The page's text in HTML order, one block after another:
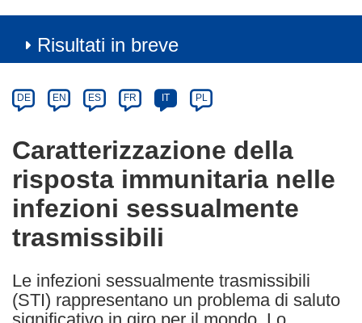
Risultati in breve
Category
Article
available
the
following
languages:
DE EN ES FR IT PL
Caratterizzazione della
risposta immunitaria nelle
infezioni sessualmente
trasmissibili
Le infezioni sessualmente trasmissibili
(STI) rappresentano un problema di saluto